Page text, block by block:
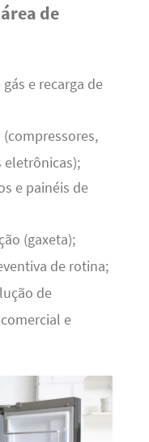
de
e recarga de
eletrônicas);
e painéis de
(gaxeta);
de rotina;
de
e